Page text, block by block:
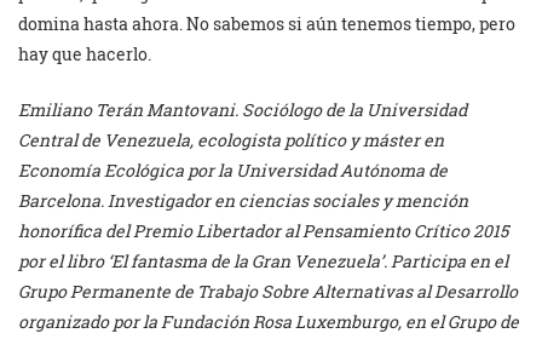
domina hasta ahora. No sabemos si aún tenemos tiempo, pero
hay que hacerlo.
Emiliano Terán Mantovani. Sociólogo de la Universidad
Central de Venezuela, ecologista político y máster en
Economía Ecológica por la Universidad Autónoma de
Barcelona. Investigador en ciencias sociales y mención
honorífica del Premio Libertador al Pensamiento Crítico 2015
por el libro ‘El fantasma de la Gran Venezuela’. Participa en el
Grupo Permanente de Trabajo Sobre Alternativas al Desarrollo
organizado por la Fundación Rosa Luxemburgo, en el Grupo de